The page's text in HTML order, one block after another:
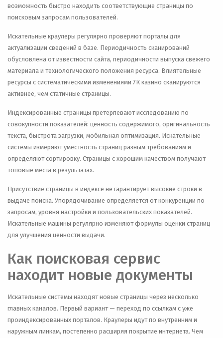
возможность быстро находить соответствующие страницы по
поисковым запросам пользователей.
Искательные краулеры регулярно проверяют порталы для
актуализации сведений в базе. Периодичность сканирований
обусловлена от известности сайта, периодичности выпуска свежего
материала и технологического положения ресурса. Влиятельные
ресурсы с систематическими изменениями 7К казино сканируются
активнее, чем статичные страницы.
Индексированные страницы претерпевают исследованию по
совокупности показателей: ценность содержимого, оригинальность
текста, быстрота загрузки, мобильная оптимизация. Искательные
системы измеряют уместность страниц разным требованиям и
определяют сортировку. Страницы с хорошим качеством получают
топовые места в результатах.
Присутствие страницы в индексе не гарантирует высокие строки в
выдаче поиска. Упорядочивание определяется от конкуренции по
запросам, уровня настройки и пользовательских показателей.
Искательные машины регулярно изменяют формулы оценки страниц
для улучшения ценности выдачи.
Как поисковая сервис
находит новые документы
Искательные системы находят новые страницы через несколько
главных каналов. Первый вариант — переход по ссылкам с уже
проиндексированных порталов. Краулеры идут по внутренним и
наружным линкам, постепенно расширяя покрытие интернета. Чем